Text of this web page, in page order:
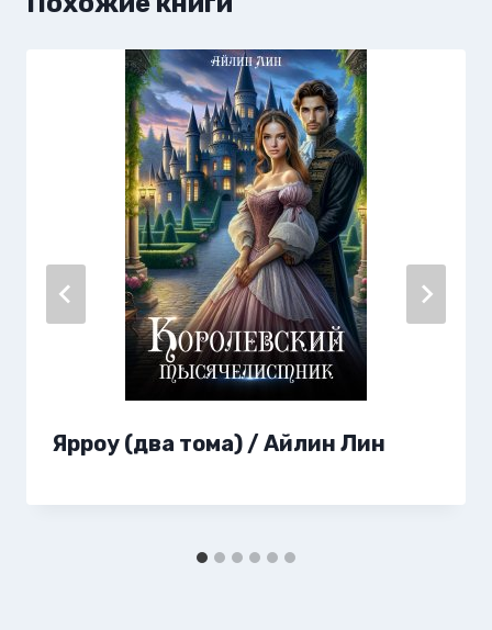
Ярроу (два тома) / Айлин Лин